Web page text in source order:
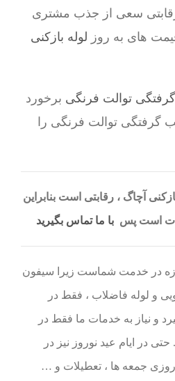
رقابتی سعی از جذب مشتری
های به روز لوله بازکنی
گرفتگی توالت فرنگی برخورد
گرفتگی توالت فرنگی را
آچاگ ، رقابتی است بنابراین
است پس با ما تماس بگیرید
24 ساعته 365 روزه در خدمت شماست زیرا سیفون
و لوله فاضلاب ، فقط در
و نیاز به خدمات ما فقط در
در ایام عید نوروز نیز در
جمعه ها ، تعطیلات و …